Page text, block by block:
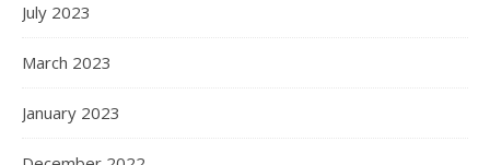
July 2023
March 2023
January 2023